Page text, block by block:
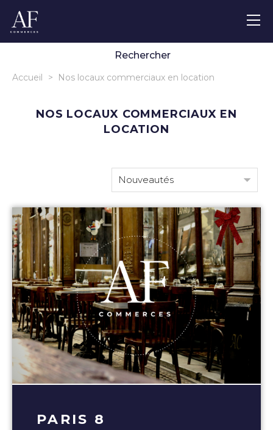
Rechercher
Localisation
Accueil > Nos locaux commerciaux en location
NOS LOCAUX COMMERCIAUX EN
LOCATION
PARIS 8